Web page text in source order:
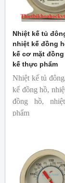
Nhiệt kế tủ
nhiệt kế đồng
kế cơ mặt
kế thực phẩm
Nhiệt kế tủ
kế đồng hồ,
đồng hồ,
phẩm
Thương hiệu: